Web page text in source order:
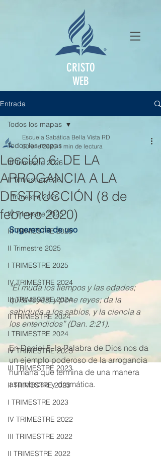
CRISTO
WEB
Entrada
Todos los mapas
III Trimestre 2026
II Trimestre 2026
I Trimestre 2026
IV Trimestre 2025
III TRIMESTRE 2025
II Trimestre 2025
I TRIMESTRE 2025
IV TRIMESTRE 2024
III TRIMESTRE 2024
II TRIMESTRE 2024
I TRIMESTRE 2024
IV TRIMESTRE 2023
III TRIMESTRE 2023
II TRIMESTRE 2023
I TRIMESTRE 2023
IV TRIMESTRE 2022
III TRIMESTRE 2022
II TRIMESTRE 2022
Todos los mapas
Lección 6: DE LA
ARROGANCIA A LA
DESTRUCCIÓN (8 de
febrero 2020)
Escuela Sabática Bella Vista RD
30 ene 2020 1 min de lectura
Sugerencia de uso
“Él muda los tiempos y las edades;
quita reyes, y pone reyes; da la
sabiduría a los sabios, y la ciencia a
los entendidos” (Dan. 2:21).
En Daniel 5, la Palabra de Dios nos da
un ejemplo poderoso de la arrogancia
humana que termina de una manera
asombrosa y dramática.